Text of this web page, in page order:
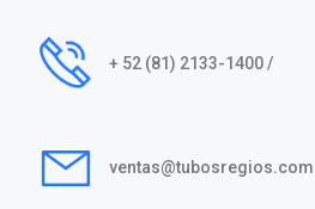
+ 52 (81) 2133-1400 /
ventas@tubosregios.com